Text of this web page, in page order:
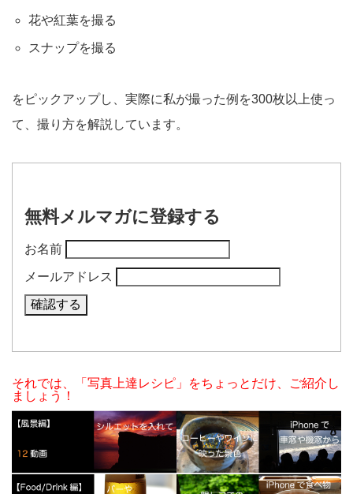
花や紅葉を撮る
スナップを撮る
をピックアップし、実際に私が撮った例を300枚以上使っ
て、撮り方を解説しています。
無料メルマガに登録する
お名前
メールアドレス
それでは、「写真上達レシピ」をちょっとだけ、ご紹介し
ましょう！